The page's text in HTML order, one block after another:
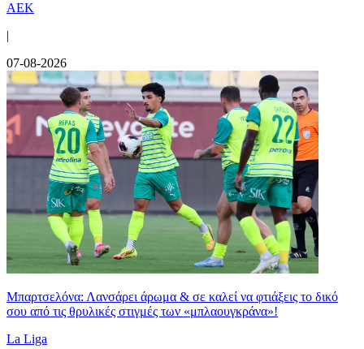
ΑΕΚ
|
07-08-2026
Μπαρτσελόνα: Λανσάρει άρωμα & σε καλεί να φτιάξεις το δικό
σου από τις θρυλικές στιγμές των «μπλαουγκράνα»!
La Liga